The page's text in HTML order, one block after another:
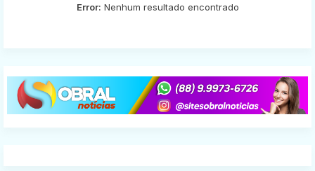
Error: Nenhum resultado encontrado